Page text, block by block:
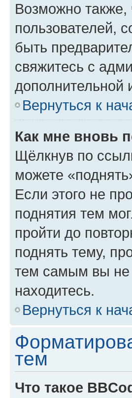
Возможно также,
пользователей,
быть
свяжитесь с
Вернуться к
Как мне вновь
Щёлкнув по
можете
Если этого не
поднятия тем
пройти до
поднять тему,
тем самым вы не
находитесь.
Вернуться к
тем
Что такое